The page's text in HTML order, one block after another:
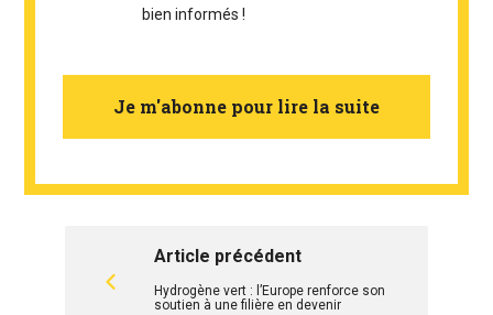
bien informés !
Je m'abonne pour lire la suite
Article précédent
Hydrogène vert : l’Europe renforce son
soutien à une filière en devenir